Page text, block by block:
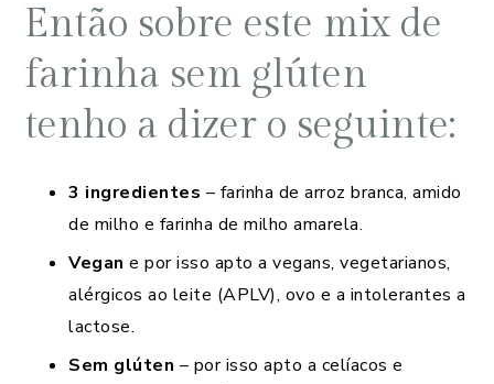
Então sobre este mix de
farinha sem glúten
tenho a dizer o seguinte:
3 ingredientes – farinha de arroz branca, amido
de milho e farinha de milho amarela.
Vegan e por isso apto a vegans, vegetarianos,
alérgicos ao leite (APLV), ovo e a intolerantes a
lactose.
Sem glúten – por isso apto a celíacos e